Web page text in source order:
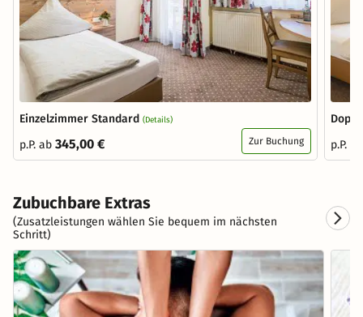
Einzelzimmer Standard (Details)
p.P. ab 345,00 € Zur Buchung
p.P.
Zubuchbare Extras
(Zusatzleistungen wählen Sie bequem im nächsten
Schritt)